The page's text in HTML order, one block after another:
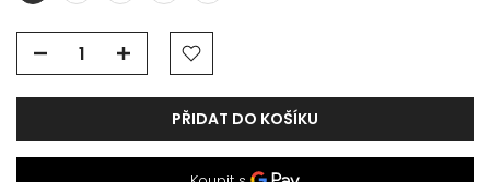
PŘIDAT DO KOŠÍKU